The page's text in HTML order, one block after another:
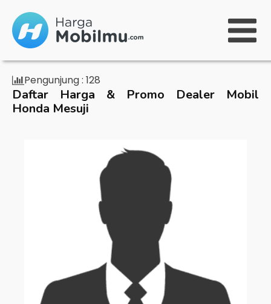
Pengunjung : 128
Daftar Harga & Promo Dealer Mobil
Honda Mesuji